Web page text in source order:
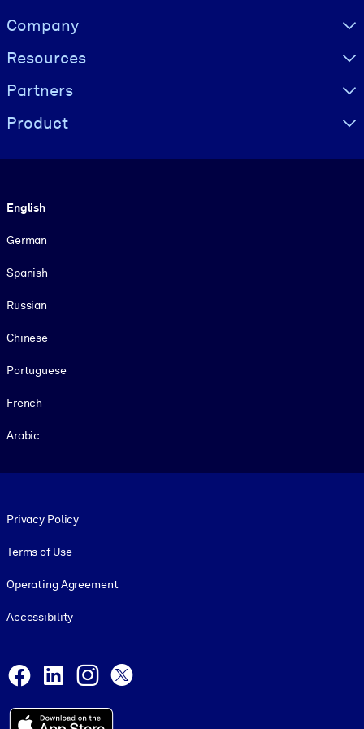
Visually hidden Text
Company
Resources
Partners
Product
English
German
Spanish
Russian
Chinese
Portuguese
French
Arabic
Privacy Policy
Terms of Use
Operating Agreement
Accessibility
Facebook
LinkedInInstagram